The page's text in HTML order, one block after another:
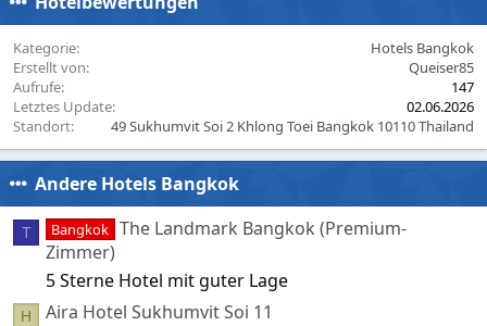
t
i
n
s
:
Kategorie
Hotels Bangkok
Erstellt von
Queiser85
Aufrufe
147
Letztes Update
02.06.2026
Standort
49 Sukhumvit Soi 2 Khlong Toei Bangkok 10110 Thailand
Andere Hotels Bangkok
T Bangkok The Landmark Bangkok (Premium-
Zimmer)
5 Sterne Hotel mit guter Lage
H
Aira Hotel Sukhumvit Soi 11